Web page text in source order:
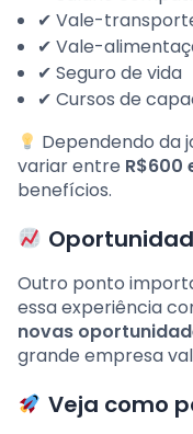
✔ Vale-
✔ Vale-
✔ Seguro de vida
✔ Cursos de
Dependendo da
variar entre R$600
benefícios.
Outro ponto
essa experiência
novas
grande empresa
Veja como